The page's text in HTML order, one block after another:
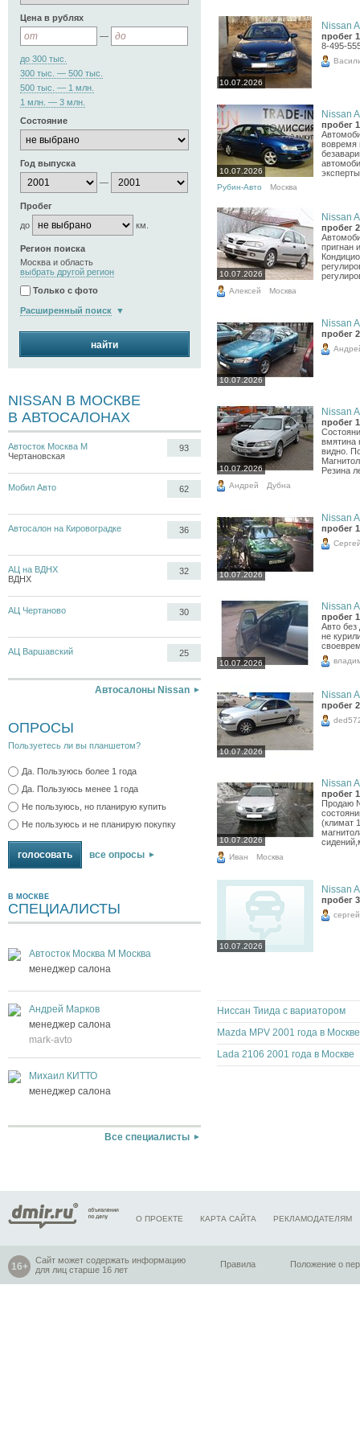
Цена в рублях
—
до 300 тыс.
300 тыс. — 500 тыс.
500 тыс. — 1 млн.
1 млн. — 3 млн.
Состояние
Год выпуска
—
Пробег
до
км.
Регион поиска
Москва и область
выбрать другой регион
Только с фото
Расширенный поиск
найти
NISSAN В МОСКВЕ
В АВТОСАЛОНАХ
Автосток Москва М
Чертановская
93
Мобил Авто 62
Автосалон на Кировоградке 36
АЦ на ВДНХ
ВДНХ
32
АЦ Чертаново 30
АЦ Варшавский 25
Автосалоны Nissan
ОПРОСЫ
Пользуетесь ли вы планшетом?
Да. Пользуюсь более 1 года
Да. Пользуюсь менее 1 года
Не пользуюсь, но планирую купить
Не пользуюсь и не планирую покупку
все опросы
В МОСКВЕ
СПЕЦИАЛИСТЫ
Автосток Москва М Москва
менеджер салона
Андрей Марков
менеджер салона
mark-avto
Михаил КИТТО
менеджер салона
Все специалисты
10.07.2026
Nissan
пробег
8-495-
10.07.2026
Nissan
пробег
вовремя
Рубин-Авто Москва
10.07.2026
Nissan
пробег
пригнан
Алексей Москва
10.07.2026
Nissan
пробег
10.07.2026
Nissan
пробег
вмятина
видно.
Резина
Андрей Дубна
10.07.2026
Nissan
пробег
10.07.2026
Nissan
пробег
Авто без
не
10.07.2026
Nissan
пробег
10.07.2026
Nissan
пробег
Продаю
(климат
Иван Москва
10.07.2026
Nissan
пробег
сергей
Ниссан Тиида с вариатором
Mazda MPV 2001 года в Москве
Lada 2106 2001 года в Москве
О ПРОЕКТЕ КАРТА САЙТА РЕКЛАМОДАТЕЛЯМ
Сайт может содержать информацию
для лиц старше 16 лет
Правила Положение о